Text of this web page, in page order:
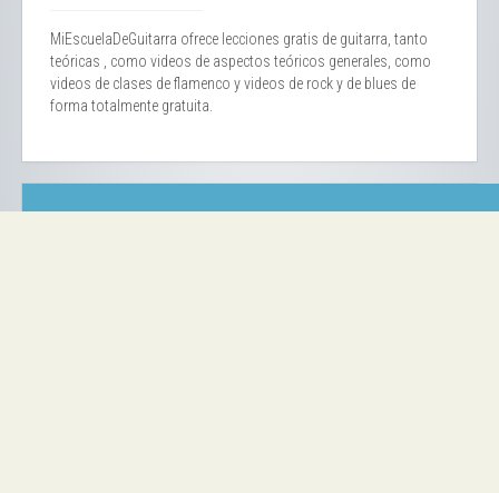
MiEscuelaDeGuitarra ofrece lecciones gratis de guitarra, tanto
teóricas , como videos de aspectos teóricos generales, como
videos de clases de flamenco y videos de rock y de blues de
forma totalmente gratuita.